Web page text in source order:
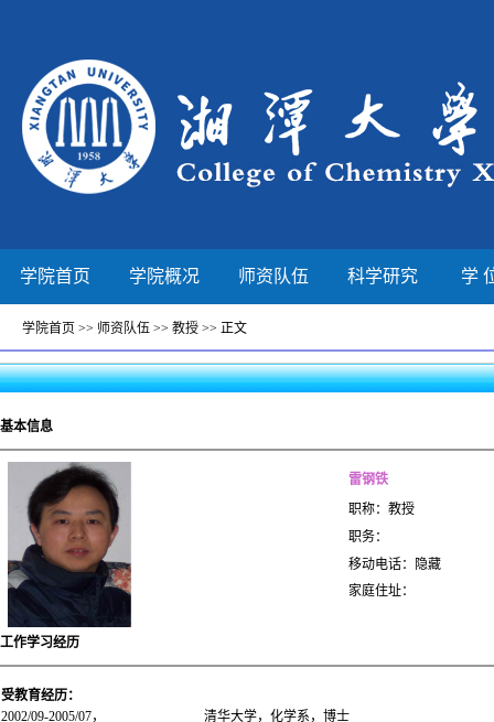
学院首页 学院概况 师资队伍 科学研究 学
学院首页 >> 师资队伍 >> 教授 >> 正文
基本信息
雷钢铁
职称：教授
职务：
移动电话：隐藏
家庭住址：
工作学习经历
受教育经历：
2002/09-2005/07，
清华大学，化学系，博士